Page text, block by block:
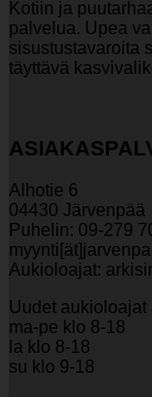
Kotiin ja
palvelua. Upea
sisustustavaroita
täyttävä
Alhotie 6
04430 Järvenpää
Puhelin: 09-279
Aukioloajat:
Uudet aukioloajat
ma-pe klo 8-18
la klo 8-18
su klo 9-18